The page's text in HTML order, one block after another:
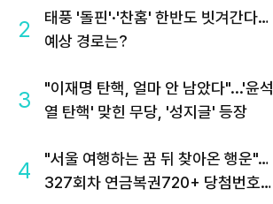
2
태풍 '돌핀'·'찬홈' 한반도 빗겨간다…
예상 경로는?
3
"이재명 탄핵, 얼마 안 남았다"...'윤석
열 탄핵' 맞힌 무당, '성지글' 등장
4
"서울 여행하는 꿈 뒤 찾아온 행운"…
327회차 연금복권720+ 당첨번호조